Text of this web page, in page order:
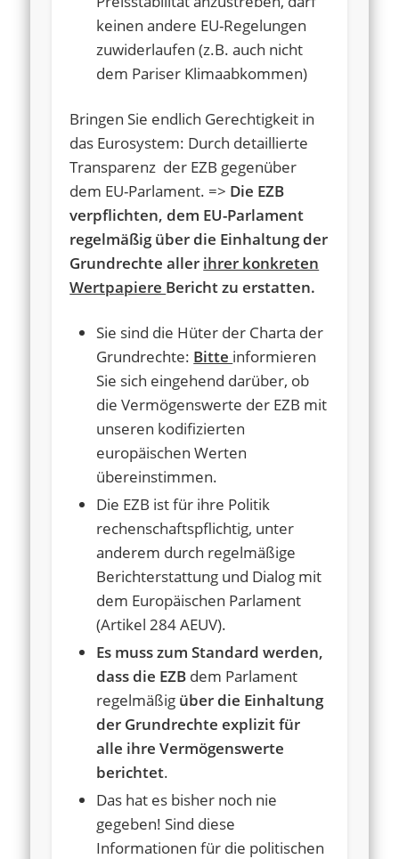
keinen andere EU-Regelungen
zuwiderlaufen (z.B. auch nicht
dem Pariser Klimaabkommen)
Bringen Sie endlich Gerechtigkeit in
das Eurosystem: Durch detaillierte
Transparenz der EZB gegenüber
dem EU-Parlament. => Die EZB
verpflichten, dem EU-Parlament
regelmäßig über die Einhaltung der
Grundrechte aller ihrer konkreten
Wertpapiere Bericht zu erstatten.
Sie sind die Hüter der Charta der
Grundrechte: Bitte informieren
Sie sich eingehend darüber, ob
die Vermögenswerte der EZB mit
unseren kodifizierten
europäischen Werten
übereinstimmen.
Die EZB ist für ihre Politik
rechenschaftspflichtig, unter
anderem durch regelmäßige
Berichterstattung und Dialog mit
dem Europäischen Parlament
(Artikel 284 AEUV).
Es muss zum Standard werden,
dass die EZB dem Parlament
regelmäßig über die Einhaltung
der Grundrechte explizit für
alle ihre Vermögenswerte
berichtet.
Das hat es bisher noch nie
gegeben! Sind diese
Informationen für die politischen